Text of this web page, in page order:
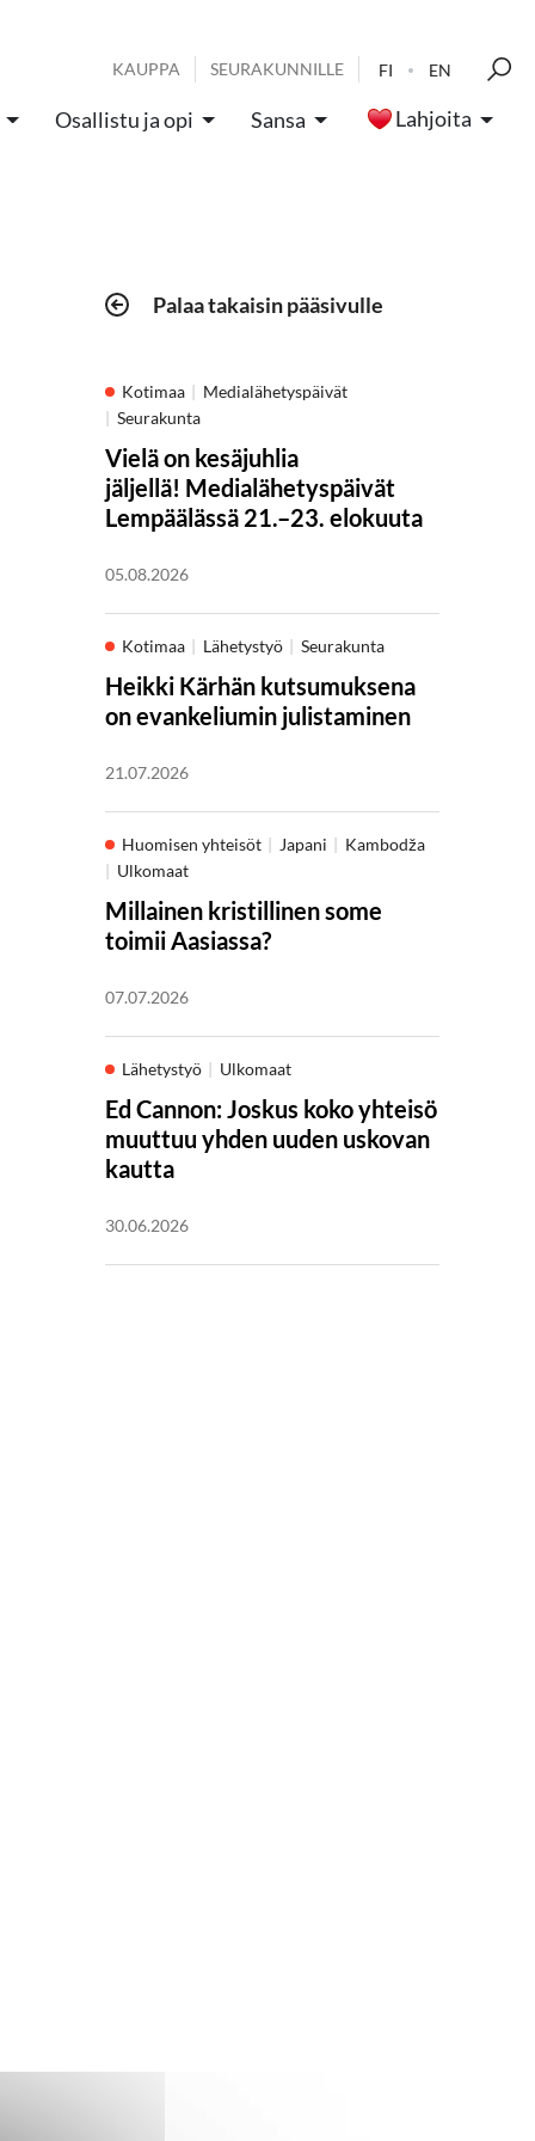
KAUPPA SEURAKUNNILLE FI EN
Osallistu ja opi Sansa Lahjoita
Palaa takaisin pääsivulle
Kotimaa
Medialähetyspäivät
Seurakunta
Vielä on kesäjuhlia
jäljellä! Medialähetyspäivät
Lempäälässä 21.–23. elokuuta
05.08.2026
Kotimaa Lähetystyö Seurakunta
Heikki Kärhän kutsumuksena
on evankeliumin julistaminen
21.07.2026
Huomisen yhteisöt Japani
Kambodža
Ulkomaat
Millainen kristillinen some
toimii Aasiassa?
07.07.2026
Lähetystyö Ulkomaat
Ed Cannon: Joskus koko yhteisö
muuttuu yhden uuden uskovan
kautta
30.06.2026